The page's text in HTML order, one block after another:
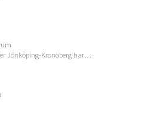
Jönköping-Kronoberg har…